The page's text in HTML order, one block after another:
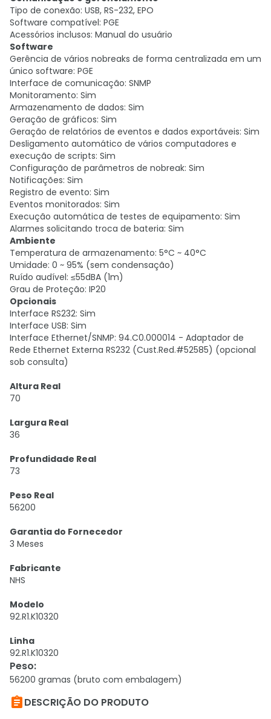
Tipo de conexão: USB, RS-232, EPO
Software compatível: PGE
Acessórios inclusos: Manual do usuário
Software
Gerência de vários nobreaks de forma centralizada em um
único software: PGE
Interface de comunicação: SNMP
Monitoramento: Sim
Armazenamento de dados: Sim
Geração de gráficos: Sim
Geração de relatórios de eventos e dados exportáveis: Sim
Desligamento automático de vários computadores e
execução de scripts: Sim
Configuração de parâmetros de nobreak: Sim
Notificações: Sim
Registro de evento: Sim
Eventos monitorados: Sim
Execução automática de testes de equipamento: Sim
Alarmes solicitando troca de bateria: Sim
Ambiente
Temperatura de armazenamento: 5°C ~ 40°C
Umidade: 0 ~ 95% (sem condensação)
Ruído audível: ≤55dBA (1m)
Grau de Proteção: IP20
Opcionais
Interface RS232: Sim
Interface USB: Sim
Interface Ethernet/SNMP: 94.C0.000014 - Adaptador de
Rede Ethernet Externa RS232 (Cust.Red.#52585) (opcional
sob consulta)
Altura Real
70
Largura Real
36
Profundidade Real
73
Peso Real
56200
Garantia do Fornecedor
3 Meses
Fabricante
NHS
Modelo
92.R1.K10320
Linha
92.R1.K10320
Peso:
56200 gramas (bruto com embalagem)
DESCRIÇÃO DO PRODUTO